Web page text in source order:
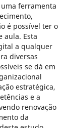
ferramenta
é possível ter o
aula. Esta
a qualquer
diversas
se dá em
estratégica,
e a
renovação
da